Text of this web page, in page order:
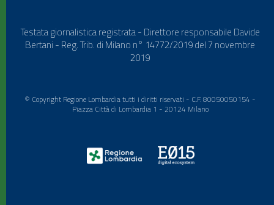
Testata giornalistica registrata - Direttore responsabile Davide
Bertani - Reg. Trib. di Milano n° 14772/2019 del 7 novembre
2019
© Copyright Regione Lombardia tutti i diritti riservati - C.F. 80050050154 -
Piazza Città di Lombardia 1 - 20124 Milano